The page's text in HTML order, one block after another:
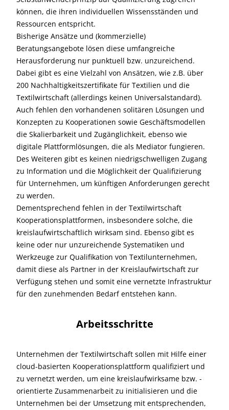
können, die ihren individuellen Wissensständen und
Ressourcen entspricht.
Bisherige Ansätze und (kommerzielle)
Beratungsangebote lösen diese umfangreiche
Herausforderung nur punktuell bzw. unzureichend.
Dabei gibt es eine Vielzahl von Ansätzen, wie z.B. über
200 Nachhaltigkeitszertifikate für Textilien und die
Textilwirtschaft (allerdings keinen Universalstandard).
Auch fehlen den vorhandenen solitären Lösungen und
Konzepten zu Kooperationen sowie Geschäftsmodellen
die Skalierbarkeit und Zugänglichkeit, ebenso wie
digitale Plattformlösungen, die als Mediator fungieren.
Des Weiteren gibt es keinen niedrigschwelligen Zugang
zu Information und die Möglichkeit der Qualifizierung
für Unternehmen, um künftigen Anforderungen gerecht
zu werden.
Dementsprechend fehlen in der Textilwirtschaft
Kooperationsplattformen, insbesondere solche, die
kreislaufwirtschaftlich wirksam sind. Ebenso gibt es
keine oder nur unzureichende Systematiken und
Werkzeuge zur Qualifikation von Textilunternehmen,
damit diese als Partner in der Kreislaufwirtschaft zur
Verfügung stehen und somit eine vernetzte Infrastruktur
für den zunehmenden Bedarf entstehen kann.
Arbeitsschritte
Unternehmen der Textilwirtschaft sollen mit Hilfe einer
cloud-basierten Kooperationsplattform qualifiziert und
zu vernetzt werden, um eine kreislaufwirksame bzw. -
orientierte Zusammenarbeit zu initialisieren und die
Unternehmen bei der Umsetzung mit entsprechenden,